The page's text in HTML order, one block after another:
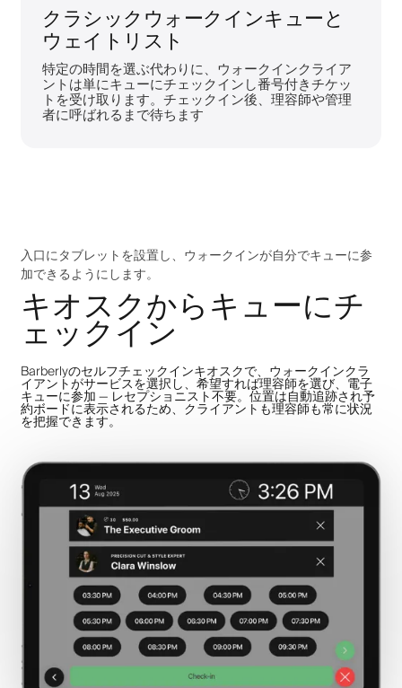
クラシックウォークインキューと
ウェイトリスト
特定の時間を選ぶ代わりに、ウォークインクライア
ントは単にキューにチェックインし番号付きチケッ
トを受け取ります。チェックイン後、理容師や管理
者に呼ばれるまで待ちます
入口にタブレットを設置し、ウォークインが自分でキューに参
加できるようにします。
キオスクからキューにチ
ェックイン
Barberlyのセルフチェックインキオスクで、ウォークインクラ
イアントがサービスを選択し、希望すれば理容師を選び、電子
キューに参加 — レセプショニスト不要。位置は自動追跡され予
約ボードに表示されるため、クライアントも理容師も常に状況
を把握できます。